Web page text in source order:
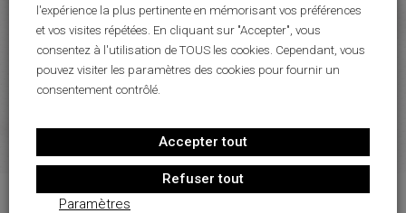
RECRUTEMENT
CONTACT
l'expérience la plus pertinente en mémorisant vos préférences
et vos visites répétées. En cliquant sur "Accepter", vous
consentez à l'utilisation de TOUS les cookies. Cependant, vous
pouvez visiter les paramètres des cookies pour fournir un
consentement contrôlé.
Accepter tout
Refuser tout
Paramètres